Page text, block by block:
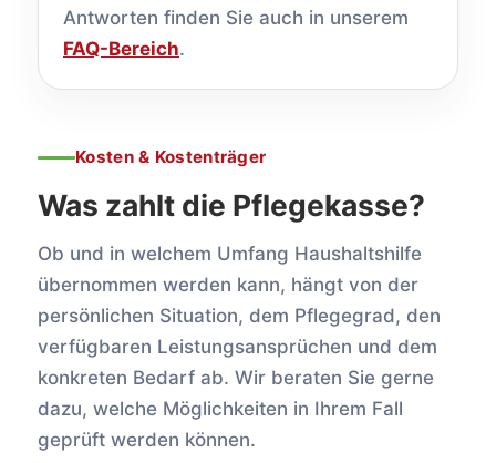
Antworten finden Sie auch in unserem
FAQ-Bereich.
Kosten & Kostenträger
Was zahlt die Pflegekasse?
Ob und in welchem Umfang Haushaltshilfe
übernommen werden kann, hängt von der
persönlichen Situation, dem Pflegegrad, den
verfügbaren Leistungsansprüchen und dem
konkreten Bedarf ab. Wir beraten Sie gerne
dazu, welche Möglichkeiten in Ihrem Fall
geprüft werden können.